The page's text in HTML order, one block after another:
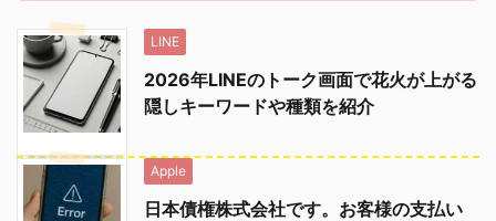
LINE
2026年LINEのトーク画面で花火が上がる
隠しキーワードや種類を紹介
Apple
日本債権株式会社です。お客様の支払い